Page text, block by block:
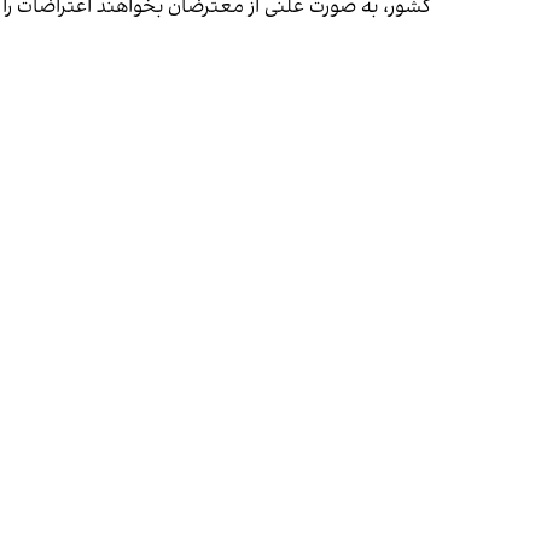
کشور، به صورت علنی از معترضان بخواهند اعتراضات